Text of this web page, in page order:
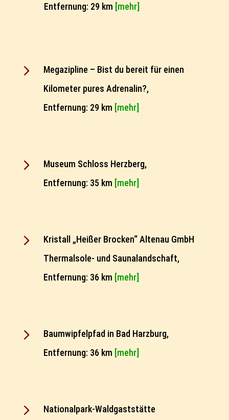
Entfernung: 29 km [mehr]
5
Megazipline – Bist du bereit für einen
Kilometer pures Adrenalin?,
Entfernung: 29 km [mehr]
5
Museum Schloss Herzberg,
Entfernung: 35 km [mehr]
5
Kristall „Heißer Brocken“ Altenau GmbH
Thermalsole- und Saunalandschaft,
Entfernung: 36 km [mehr]
5
Baumwipfelpfad in Bad Harzburg,
Entfernung: 36 km [mehr]
5
Nationalpark-Waldgaststätte